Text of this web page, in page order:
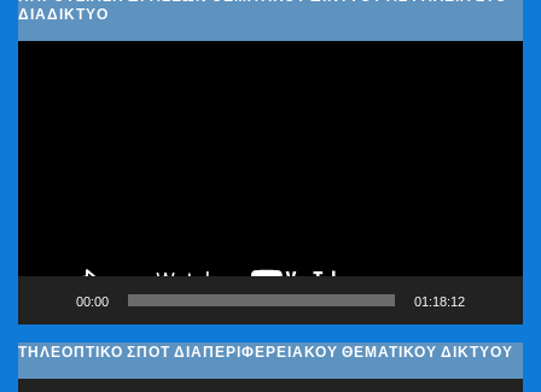
ΔΙΑΔΊΚΤΥΟ
00:00 01:18:12
ΤΗΛΕΟΠΤΙΚΟ ΣΠΟΤ ΔΙΑΠΕΡΙΦΕΡΕΙΑΚΟΥ ΘΕΜΑΤΙΚΟΥ ΔΙΚΤΥΟΥ